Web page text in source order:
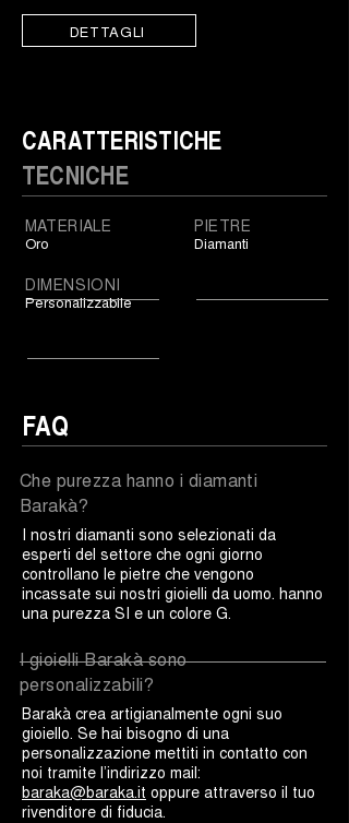
DETTAGLI
CARATTERISTICHE
TECNICHE
MATERIALE
Oro
DIMENSIONI
Personalizzabile
PIETRE
Diamanti
FAQ
Che purezza hanno i diamanti
Barakà?
I nostri diamanti sono selezionati da
esperti del settore che ogni giorno
controllano le pietre che vengono
incassate sui nostri gioielli da uomo. hanno
una purezza SI e un colore G.
I gioielli Barakà sono
personalizzabili?
Barakà crea artigianalmente ogni suo
gioiello. Se hai bisogno di una
personalizzazione mettiti in contatto con
noi tramite l’indirizzo mail:
baraka@baraka.it oppure attraverso il tuo
rivenditore di fiducia.